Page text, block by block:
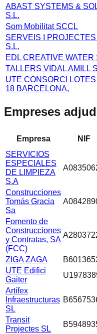
ABAST SYSTEMS &
S.L.
Som Mobilitat SCCL
SERVEIS I
S.L.
EDL CREATIVE WATER
TALLERS VIDAL AMILL
UTE CONSORCI LOTES
18 BARCELONA,
Empreses
Empresa NIF
SERVICIOS
ESPECIALES
DE LIMPIEZA
S.A
Construcciones
Tomás Gracia
Sa
Fomento de
Construcciones
y Contratas, SA
(FCC)
ZIGA ZAGA
UTE Edifici
Gaiter
Artífex
Infraestructuras
SL
Transit
Projectes SL